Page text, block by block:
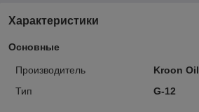
Характеристики
Основные
Производитель
Kroon Oil
Тип
G-12